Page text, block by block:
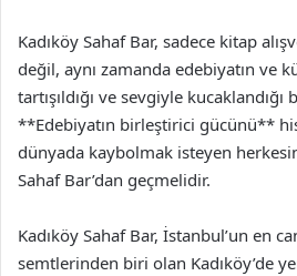
Kadıköy Sahaf Bar, sadece kitap
değil, aynı zamanda edebiyatın ve
tartışıldığı ve sevgiyle kucaklandığı
**Edebiyatın birleştirici gücünü**
dünyada kaybolmak isteyen
Sahaf Bar’dan geçmelidir.
Kadıköy Sahaf Bar, İstanbul’un en
semtlerinden biri olan Kadıköy’de